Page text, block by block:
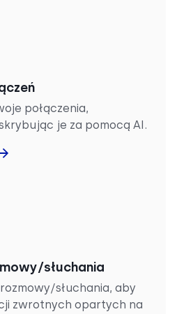
połączenia,
je za pomocą AI.
słuchania
słuchania, aby
zwrotnych opartych na